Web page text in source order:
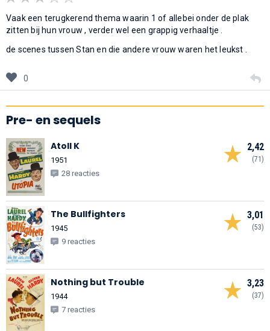
Vaak een terugkerend thema waarin 1 of allebei onder de plak
zitten bij hun vrouw , verder wel een grappig verhaaltje .
de scenes tussen Stan en die andere vrouw waren het leukst .
0
Pre- en sequels
2,42
(71)
Atoll K
1951
28 reacties
3,01
(53)
The Bullfighters
1945
9 reacties
3,23
(37)
Nothing but Trouble
1944
7 reacties